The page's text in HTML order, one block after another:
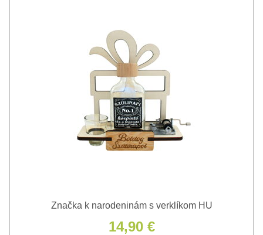
Značka k narodeninám s verklíkom HU
14,90 €